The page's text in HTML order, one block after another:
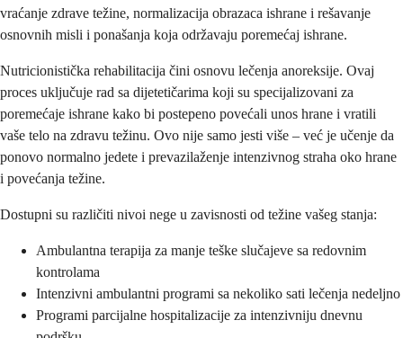
vraćanje zdrave težine, normalizacija obrazaca ishrane i rešavanje
osnovnih misli i ponašanja koja održavaju poremećaj ishrane.
Nutricionistička rehabilitacija čini osnovu lečenja anoreksije. Ovaj
proces uključuje rad sa dijetetičarima koji su specijalizovani za
poremećaje ishrane kako bi postepeno povećali unos hrane i vratili
vaše telo na zdravu težinu. Ovo nije samo jesti više – već je učenje da
ponovo normalno jedete i prevazilaženje intenzivnog straha oko hrane
i povećanja težine.
Dostupni su različiti nivoi nege u zavisnosti od težine vašeg stanja:
Ambulantna terapija za manje teške slučajeve sa redovnim
kontrolama
Intenzivni ambulantni programi sa nekoliko sati lečenja nedeljno
Programi parcijalne hospitalizacije za intenzivniju dnevnu